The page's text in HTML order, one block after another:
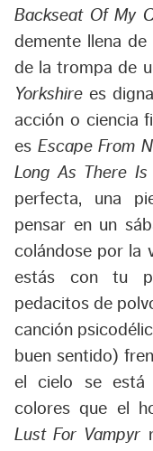
Backseat Of My
demente llena
de la trompa de
Yorkshire es
acción o ciencia
esEscape From
Long As There
perfecta, una
pensar en un
colándose por la
estás con tu
pedacitos de
canción
buen sentido)
el cielo se está
colores que el
Lust For Vampyr